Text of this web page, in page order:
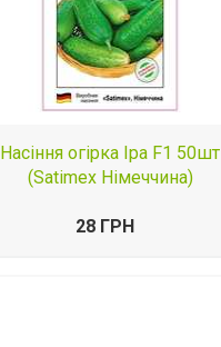
Насіння огірка Іра F1 50шт
(Satimex Німеччина)
28 ГРН